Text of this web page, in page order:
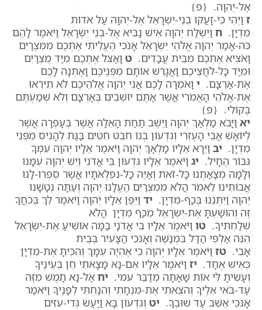
אֶל-יְהוָה. {פ}
ז וַיְהִי כִּי-זָעֲקוּ בְנֵי-יִשְׂרָאֵל אֶל-יְהוָה עַל אֹדוֹת
מִדְיָן. ח וַיִּשְׁלַח יְהוָה אִישׁ נָבִיא אֶל-בְּנֵי יִשְׂרָאֵל וַיֹּאמֶר לָהֶם
כֹּה-אָמַר יְהוָה אֱלֹהֵי יִשְׂרָאֵל אָנֹכִי הֶעֱלֵיתִי אֶתְכֶם מִמִּצְרַיִם
וָאֹצִיא אֶתְכֶם מִבֵּית עֲבָדִים. ט וָאַצִּל אֶתְכֶם מִיַּד מִצְרַיִם
וּמִיַּד כָּל-לֹחֲצֵיכֶם וָאֲגָרֵשׁ אוֹתָם מִפְּנֵיכֶם וָאֶתְּנָה לָכֶם
אֶת-אַרְצָם. י וָאֹמְרָה לָכֶם אֲנִי יְהוָה אֱלֹהֵיכֶם לֹא תִירְאוּ
אֶת-אֱלֹהֵי הָאֱמֹרִי אֲשֶׁר אַתֶּם יוֹשְׁבִים בְּאַרְצָם וְלֹא שְׁמַעְתֶּם
בְּקוֹלִי. {פ}
יא וַיָּבֹא מַלְאַךְ יְהוָה וַיֵּשֶׁב תַּחַת הָאֵלָה אֲשֶׁר בְּעָפְרָה אֲשֶׁר
לְיוֹאָשׁ אֲבִי הָעֶזְרִי וְגִדְעוֹן בְּנוֹ חֹבֵט חִטִּים בַּגַּת לְהָנִיס מִפְּנֵי
מִדְיָן. יב וַיֵּרָא אֵלָיו מַלְאַךְ יְהוָה וַיֹּאמֶר אֵלָיו יְהוָה עִמְּךָ
גִּבּוֹר הֶחָיִל. יג וַיֹּאמֶר אֵלָיו גִּדְעוֹן בִּי אֲדֹנִי וְיֵשׁ יְהוָה עִמָּנוּ
וְלָמָּה מְצָאַתְנוּ כָּל-זֹאת וְאַיֵּה כָל-נִפְלְאֹתָיו אֲשֶׁר סִפְּרוּ-לָנוּ
אֲבוֹתֵינוּ לֵאמֹר הֲלֹא מִמִּצְרַיִם הֶעֱלָנוּ יְהוָה וְעַתָּה נְטָשָׁנוּ
יְהוָה וַיִּתְּנֵנוּ בְּכַף-מִדְיָן. יד וַיִּפֶן אֵלָיו יְהוָה וַיֹּאמֶר לֵךְ בְּכֹחֲךָ
זֶה וְהוֹשַׁעְתָּ אֶת-יִשְׂרָאֵל מִכַּף מִדְיָן הֲלֹא
שְׁלַחְתִּיךָ. טו וַיֹּאמֶר אֵלָיו בִּי אֲדֹנָי בַּמָּה אוֹשִׁיעַ אֶת-יִשְׂרָאֵל
הִנֵּה אַלְפִּי הַדַּל בִּמְנַשֶּׁה וְאָנֹכִי הַצָּעִיר בְּבֵית
אָבִי. טז וַיֹּאמֶר אֵלָיו יְהוָה כִּי אֶהְיֶה עִמָּךְ וְהִכִּיתָ אֶת-מִדְיָן
כְּאִישׁ אֶחָד. יז וַיֹּאמֶר אֵלָיו אִם-נָא מָצָאתִי חֵן בְּעֵינֶיךָ
וְעָשִׂיתָ לִּי אוֹת שָׁאַתָּה מְדַבֵּר עִמִּי. יח אַל-נָא תָמֻשׁ מִזֶּה
עַד-בֹּאִי אֵלֶיךָ וְהֹצֵאתִי אֶת-מִנְחָתִי וְהִנַּחְתִּי לְפָנֶיךָ וַיֹּאמַר
אָנֹכִי אֵשֵׁב עַד שׁוּבֶךָ. יט וְגִדְעוֹן בָּא וַיַּעַשׂ גְּדִי-עִזִּים